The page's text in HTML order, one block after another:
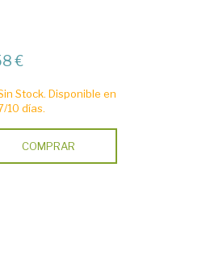
€
Stock. Disponible en
10 días.
COMPRAR